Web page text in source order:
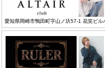
愛知県岡崎市鴨田町字山ノ圦57-1 花笑ビル